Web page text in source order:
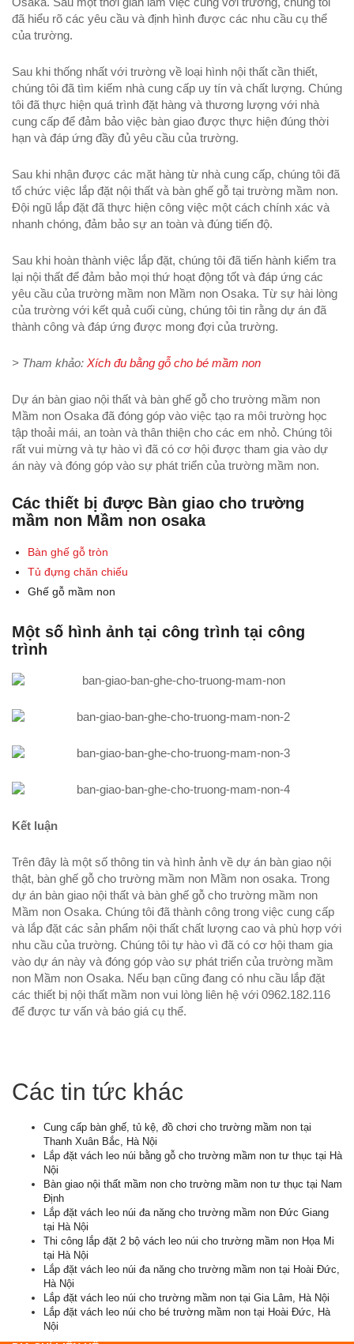
đã hiểu rõ các yêu cầu và định hình được các nhu cầu cụ thể
của trường.
Sau khi thống nhất với trường về loại hình nội thất cần thiết,
chúng tôi đã tìm kiếm nhà cung cấp uy tín và chất lượng. Chúng
tôi đã thực hiện quá trình đặt hàng và thương lượng với nhà
cung cấp để đảm bảo việc bàn giao được thực hiện đúng thời
hạn và đáp ứng đầy đủ yêu cầu của trường.
Sau khi nhận được các mặt hàng từ nhà cung cấp, chúng tôi đã
tổ chức việc lắp đặt nội thất và bàn ghế gỗ tại trường mầm non.
Đội ngũ lắp đặt đã thực hiện công việc một cách chính xác và
nhanh chóng, đảm bảo sự an toàn và đúng tiến độ.
Sau khi hoàn thành việc lắp đặt, chúng tôi đã tiến hành kiểm tra
lại nội thất để đảm bảo mọi thứ hoạt động tốt và đáp ứng các
yêu cầu của trường mầm non Mầm non Osaka. Từ sự hài lòng
của trường với kết quả cuối cùng, chúng tôi tin rằng dự án đã
thành công và đáp ứng được mong đợi của trường.
> Tham khảo: Xích đu bằng gỗ cho bé mầm non
Dự án bàn giao nội thất và bàn ghế gỗ cho trường mầm non
Mầm non Osaka đã đóng góp vào việc tạo ra môi trường học
tập thoải mái, an toàn và thân thiện cho các em nhỏ. Chúng tôi
rất vui mừng và tự hào vì đã có cơ hội được tham gia vào dự
án này và đóng góp vào sự phát triển của trường mầm non.
Các thiết bị được Bàn giao cho trường
mầm non Mầm non osaka
Bàn ghế gỗ tròn
Tủ đựng chăn chiếu
Ghế gỗ mầm non
Một số hình ảnh tại công trình tại công
trình
Kết luận
Trên đây là một số thông tin và hình ảnh về dự án bàn giao nội
thật, bàn ghế gỗ cho trường mầm non Mầm non osaka. Trong
dự án bàn giao nội thất và bàn ghế gỗ cho trường mầm non
Mầm non Osaka. Chúng tôi đã thành công trong việc cung cấp
và lắp đặt các sản phẩm nội thất chất lượng cao và phù hợp với
nhu cầu của trường. Chúng tôi tự hào vì đã có cơ hội tham gia
vào dự án này và đóng góp vào sự phát triển của trường mầm
non Mầm non Osaka. Nếu bạn cũng đang có nhu cầu lắp đặt
các thiết bị nội thất mầm non vui lòng liên hệ với 0962.182.116
để được tư vấn và báo giá cụ thể.
Các tin tức khác
Cung cấp bàn ghế, tủ kệ, đồ chơi cho trường mầm non tại
Thanh Xuân Bắc, Hà Nội
Lắp đặt vách leo núi bằng gỗ cho trường mầm non tư thục tại Hà
Nội
Bàn giao nội thất mầm non cho trường mầm non tư thục tại Nam
Định
Lắp đặt vách leo núi đa năng cho trường mầm non Đức Giang
tại Hà Nội
Thi công lắp đặt 2 bộ vách leo núi cho trường mầm non Họa Mi
tại Hà Nội
Lắp đặt vách leo núi đa năng cho trường mầm non tại Hoài Đức,
Hà Nội
Lắp đặt vách leo núi cho trường mầm non tại Gia Lâm, Hà Nội
Lắp đặt vách leo núi cho bé trường mầm non tại Hoài Đức, Hà
Nội